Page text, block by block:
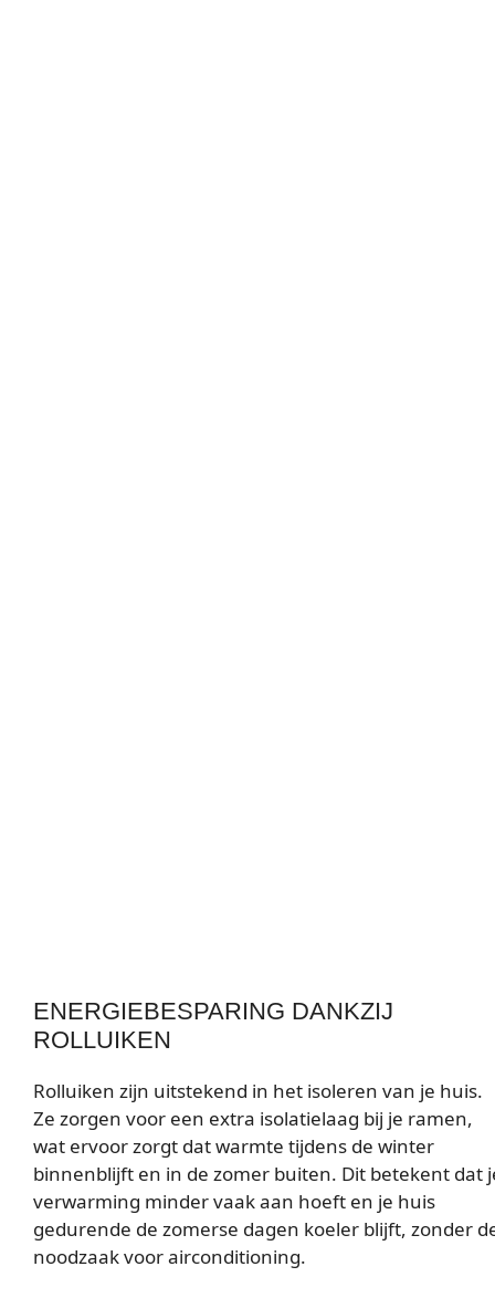
ENERGIEBESPARING DANKZIJ
ROLLUIKEN
Rolluiken zijn uitstekend in het isoleren van je huis.
Ze zorgen voor een extra isolatielaag bij je ramen,
wat ervoor zorgt dat warmte tijdens de winter
binnenblijft en in de zomer buiten. Dit betekent dat
verwarming minder vaak aan hoeft en je huis
gedurende de zomerse dagen koeler blijft, zonder
noodzaak voor airconditioning.